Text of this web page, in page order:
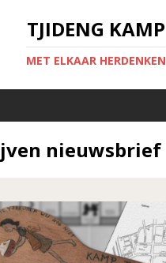
TJIDENG KAMP
MET ELKAAR HERDENKEN
nieuwsbrief